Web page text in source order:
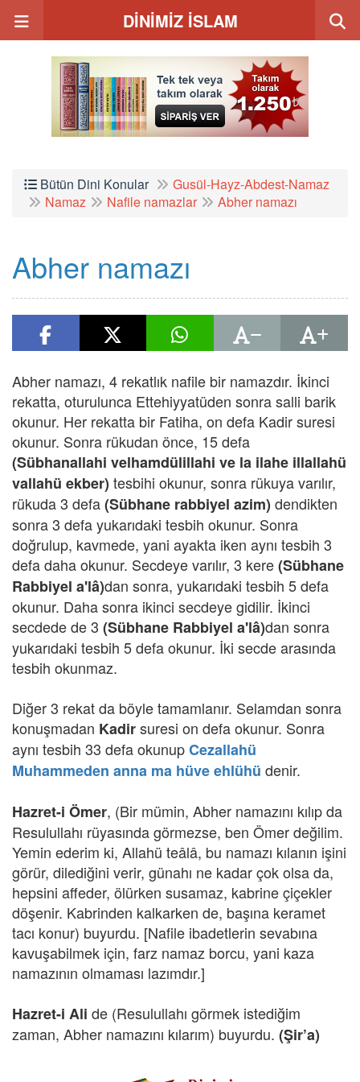
DİNİMİZ İSLAM
Bütün Dini Konular
Gusül-Hayz-Abdest-Namaz
Namaz
Nafile namazlar Abher namazı
Abher namazı
Abher namazı, 4 rekatlık nafile bir namazdır. İkinci
rekatta, oturulunca Ettehiyyatüden sonra salli barik
okunur. Her rekatta bir Fatiha, on defa Kadir suresi
okunur. Sonra rükudan önce, 15 defa
(Sübhanallahi velhamdülillahi ve la ilahe illallahü
vallahü ekber) tesbihi okunur, sonra rükuya varılır,
rükuda 3 defa(Sübhane rabbiyel azim) dendikten
sonra 3 defa yukarıdaki tesbih okunur. Sonra
doğrulup, kavmede, yani ayakta iken aynı tesbih 3
defa daha okunur. Secdeye varılır, 3 kere(Sübhane
Rabbiyel a'lâ)dan sonra, yukarıdaki tesbih 5 defa
okunur. Daha sonra ikinci secdeye gidilir. İkinci
secdede de 3 (Sübhane Rabbiyel a'lâ)dan sonra
yukarıdaki tesbih 5 defa okunur. İki secde arasında
tesbih okunmaz.
Diğer 3 rekat da böyle tamamlanır. Selamdan sonra
konuşmadan Kadirsuresi on defa okunur. Sonra
aynı tesbih 33 defa okunupCezallahü
Muhammeden anna ma hüve ehlühü denir.
Hazret-i Ömer, (Bir mümin, Abher namazını kılıp da
Resulullahı rüyasında görmezse, ben Ömer değilim.
Yemin ederim ki, Allahü teâlâ, bu namazı kılanın işini
görür, dilediğini verir, günahı ne kadar çok olsa da,
hepsini affeder, ölürken susamaz, kabrine çiçekler
döşenir. Kabrinden kalkarken de, başına keramet
tacı konur) buyurdu. [Nafile ibadetlerin sevabına
kavuşabilmek için, farz namaz borcu, yani kaza
namazının olmaması lazımdır.]
Hazret-i Ali de (Resulullahı görmek istediğim
zaman, Abher namazını kılarım) buyurdu. (Şir’a)